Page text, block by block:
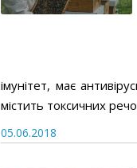
імунітет, має
містить токсичних
05.06.2018